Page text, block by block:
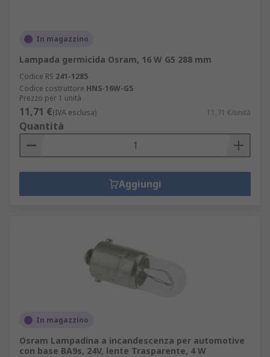
In magazzino
Lampada germicida Osram, 16 W G5 288 mm
Codice RS 241-1285
Codice costruttore HNS-16W-G5
Prezzo per 1 unità
11,71 €(IVA esclusa) 11,71 €/unità
Quantità
Aggiungi
In magazzino
Osram Lampadina a incandescenza per automotive
con base BA9s, 24V, lente Trasparente, 4 W